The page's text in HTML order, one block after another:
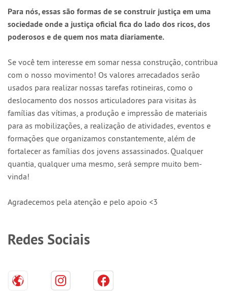
Para nós, essas são formas de se construir justiça em uma
sociedade onde a justiça oficial fica do lado dos ricos, dos
poderosos e de quem nos mata diariamente.
Se você tem interesse em somar nessa construção, contribua
com o nosso movimento! Os valores arrecadados serão
usados para realizar nossas tarefas rotineiras, como o
deslocamento dos nossos articuladores para visitas às
famílias das vítimas, a produção e impressão de materiais
para as mobilizações, a realização de atividades, eventos e
formações que organizamos constantemente, além de
fortalecer as famílias dos jovens assassinados. Qualquer
quantia, qualquer uma mesmo, será sempre muito bem-
vinda!
Agradecemos pela atenção e pelo apoio <3
Redes Sociais